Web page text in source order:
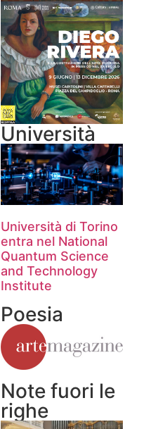
Università
Università di Torino
entra nel National
Quantum Science
and Technology
Institute
Poesia
Note fuori le
righe